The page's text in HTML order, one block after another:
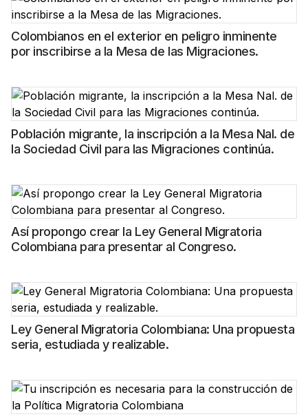
Colombianos en el exterior en peligro inminente
por inscribirse a la Mesa de las Migraciones.
Población migrante, la inscripción a la Mesa Nal. de
la Sociedad Civil para las Migraciones continúa.
Así propongo crear la Ley General Migratoria
Colombiana para presentar al Congreso.
Ley General Migratoria Colombiana: Una propuesta
seria, estudiada y realizable.